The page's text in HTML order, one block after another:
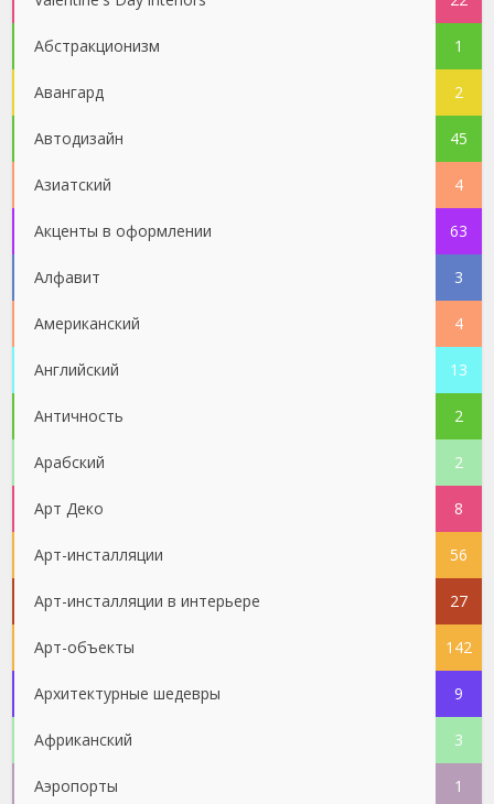
Абстракционизм 1
Авангард 2
Автодизайн 45
Азиатский 4
Акценты в оформлении 63
Алфавит 3
Американский 4
Английский 13
Античность 2
Арабский 2
Арт Деко 8
Арт-инсталляции 56
Арт-инсталляции в интерьере 27
Арт-объекты 142
Архитектурные шедевры 9
Африканский 3
Аэропорты 1